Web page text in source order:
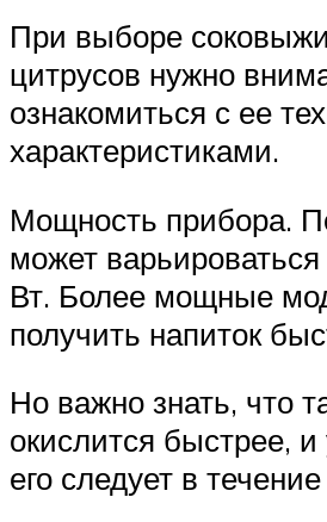
При выборе
цитрусов нужно
ознакомиться с ее
характеристиками.
Мощность прибора.
может
Вт. Более мощные
получить напиток
Но важно знать, что
окислится быстрее, и
его следует в